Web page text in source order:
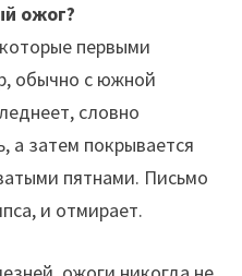
ожог?
первыми
обычно с южной
словно
а затем покрывается
пятнами. Письмо
и отмирает.